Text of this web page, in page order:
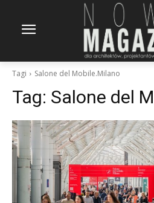
Tagi Salone del Mobile.Milano
Tag: Salone del